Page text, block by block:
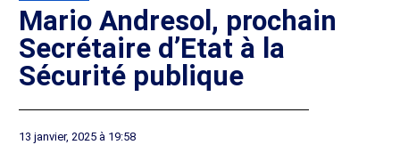
Mario Andresol, prochain
Secrétaire d’Etat à la
Sécurité publique
13 janvier, 2025 à 19:58